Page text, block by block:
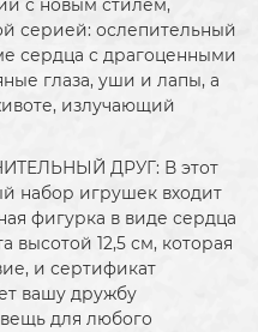
с новым стилем,
серией: ослепительный
сердца с драгоценными
глаза, уши и лапы, а
излучающий
ДРУГ: В этот
набор игрушек входит
фигурка в виде сердца
высотой 12,5 см, которая
и сертификат
вашу дружбу
для любого